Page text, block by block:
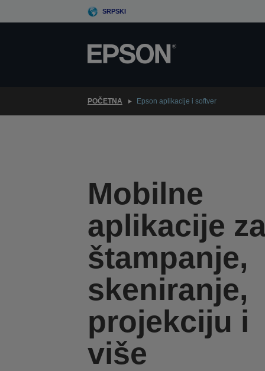
to
SRPSKI
POČETNA Epson aplikacije i softver
Mobilne
aplikacije
štampanje,
skeniranje,
projekciju i
više